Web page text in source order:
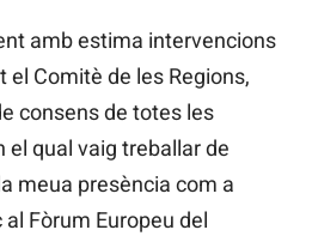
amb estima intervencions
el Comitè de les Regions,
consens de totes les
el qual vaig treballar de
meua presència com a
Fòrum Europeu del